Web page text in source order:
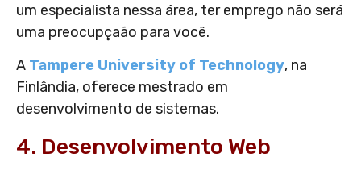
um especialista nessa área, ter emprego não será
uma preocupçaão para você.
A Tampere University of Technology, na
Finlândia, oferece mestrado em
desenvolvimento de sistemas.
4. Desenvolvimento Web